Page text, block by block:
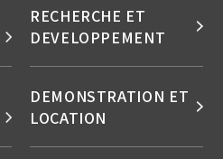
RECHERCHE ET
DEVELOPPEMENT
DEMONSTRATION ET
LOCATION